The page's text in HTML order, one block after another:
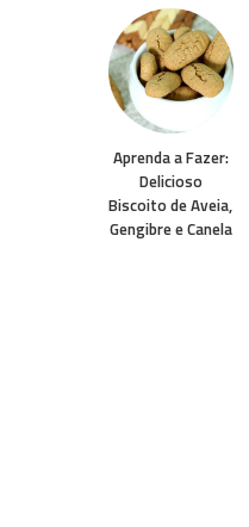
Aprenda a Fazer:
Delicioso
Biscoito de Aveia,
Gengibre e Canela